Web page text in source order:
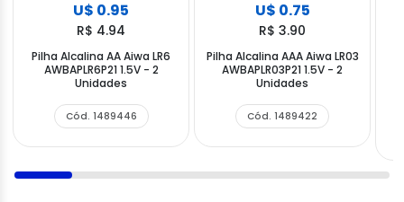
U$ 0.95
R$ 4.94
Pilha Alcalina AA Aiwa LR6
AWBAPLR6P21 1.5V - 2
Unidades
Cód. 1489446
U$ 0.75
R$ 3.90
Pilha Alcalina AAA Aiwa LR03
AWBAPLR03P21 1.5V - 2
Unidades
Cód. 1489422